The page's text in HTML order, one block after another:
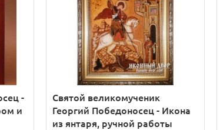
-
и
Святой великомученик
Георгий Победоносец - Икона
из янтаря, ручной работы